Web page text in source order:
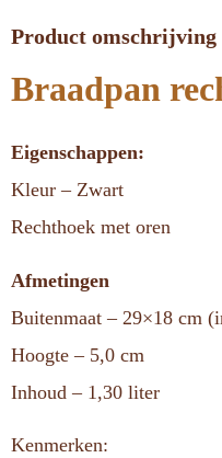
Product omschrijving
Braadpan
Eigenschappen:
Kleur – Zwart
Rechthoek met oren
Afmetingen
Buitenmaat – 29×18 cm
Hoogte – 5,0 cm
Inhoud – 1,30 liter
Kenmerken: